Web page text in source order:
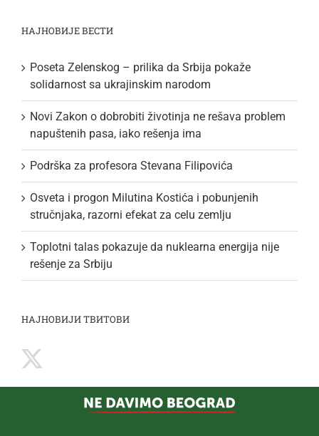
НАЈНОВИЈЕ ВЕСТИ
Poseta Zelenskog – prilika da Srbija pokaže
solidarnost sa ukrajinskim narodom
Novi Zakon o dobrobiti životinja ne rešava problem
napuštenih pasa, iako rešenja ima
Podrška za profesora Stevana Filipovića
Osveta i progon Milutina Kostića i pobunjenih
stručnjaka, razorni efekat za celu zemlju
Toplotni talas pokazuje da nuklearna energija nije
rešenje za Srbiju
НАЈНОВИЈИ ТВИТОВИ